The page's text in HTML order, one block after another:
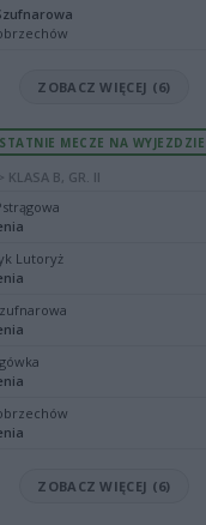
ZOBACZ WIĘCEJ (6)
MECZE NA WYJEZDZIE
KLASA B, GR. II
Lutoryż
ZOBACZ WIĘCEJ (6)